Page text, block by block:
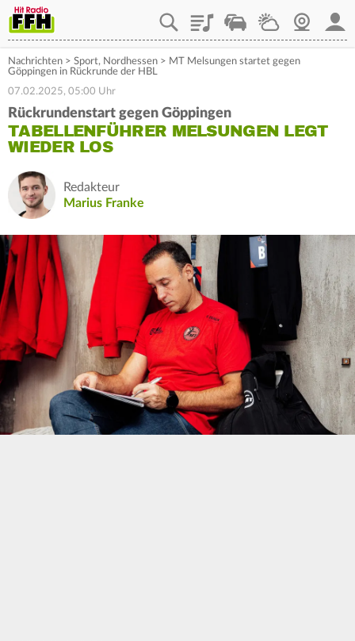
PlaylistStaupilotWetterWebcam
Nachrichten > Sport, Nordhessen > MT Melsungen startet gegen
Göppingen in Rückrunde der HBL
07.02.2025, 05:00 Uhr
Rückrundenstart gegen Göppingen
TABELLENFÜHRER MELSUNGEN LEGT
WIEDER LOS
Redakteur
Marius Franke